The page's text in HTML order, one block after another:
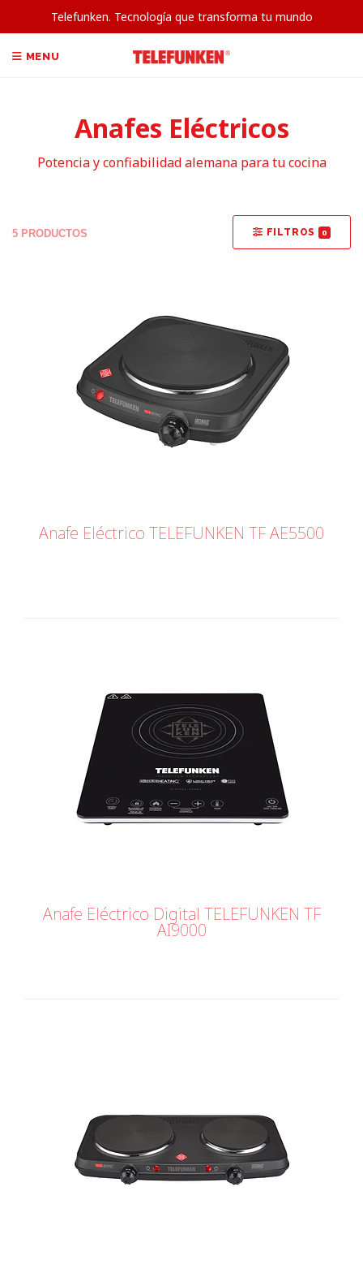
Telefunken. Tecnología que transforma tu mundo
MENU
Anafes Eléctricos
Potencia y confiabilidad alemana para tu cocina
5 PRODUCTOS FILTROS 0
Anafe Eléctrico TELEFUNKEN TF AE5500
Anafe Eléctrico Digital TELEFUNKEN TF
AI9000